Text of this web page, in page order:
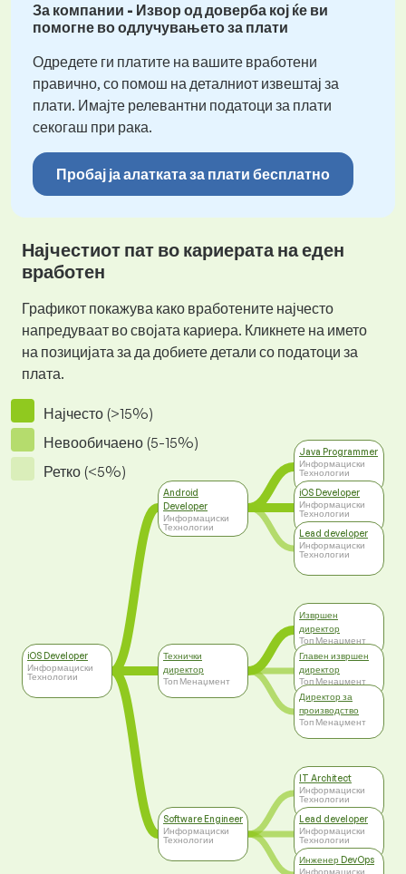
За компании - Извор од доверба кој ќе ви
помогне во одлучувањето за плати
Одредете ги платите на вашите вработени
правично, со помош на деталниот извештај за
плати. Имајте релевантни податоци за плати
секогаш при рака.
Пробај ја алатката за плати бесплатно
Најчестиот пат во кариерата на еден
вработен
Графикот покажува како вработените најчесто
напредуваат во својата кариера. Кликнете на името
на позицијата за да добиете детали со податоци за
плата.
Најчесто (>15%)
Невообичаено (5-15%)
Ретко (<5%)
iOS Developer
Информациски
Технологии
Android
Developer
Информациски
Технологии
Технички
директор
Топ Менаџмент
Software Engineer
Информациски
Технологии
Java Programmer
Информациски
Технологии
iOS Developer
Информациски
Технологии
Lead developer
Информациски
Технологии
Извршен
директор
Топ Менаџмент
Главен извршен
директор
Топ Менаџмент
Директор за
производство
Топ Менаџмент
IT Architect
Информациски
Технологии
Lead developer
Информациски
Технологии
Инженер DevOps
Информациски